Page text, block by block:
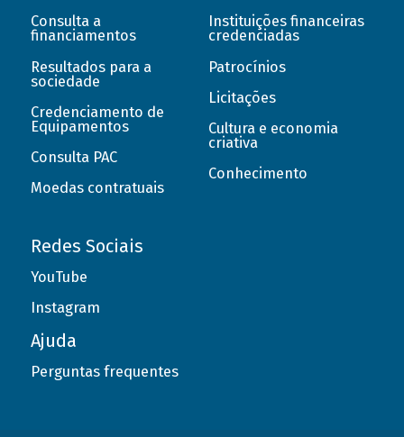
Consulta a
financiamentos
Resultados para a
sociedade
Credenciamento de
Equipamentos
Consulta PAC
Moedas contratuais
Instituições financeiras
credenciadas
Patrocínios
Licitações
Cultura e economia
criativa
Conhecimento
Redes Sociais
YouTube
Instagram
Ajuda
Perguntas frequentes